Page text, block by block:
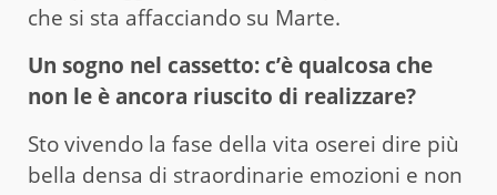
che si sta affacciando su Marte.
Un sogno nel cassetto: c’è qualcosa che
non le è ancora riuscito di realizzare?
Sto vivendo la fase della vita oserei dire più
bella densa di straordinarie emozioni e non